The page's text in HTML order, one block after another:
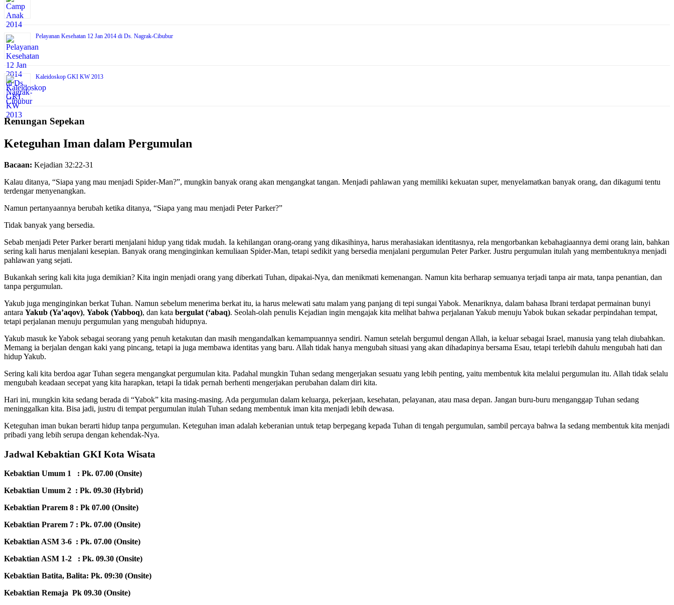
Pelayanan Kesehatan 12 Jan 2014 di Ds. Nagrak-Cibubur
Kaleidoskop GKI KW 2013
Renungan Sepekan
Keteguhan Iman dalam Pergumulan
Bacaan: Kejadian 32:22-31
Kalau ditanya, “Siapa yang mau menjadi Spider-Man?”, mungkin banyak orang akan mengangkat tangan. Menjadi pahlawan yang memiliki kekuatan super, menyelamatkan banyak orang, dan dikagumi tentu
terdengar menyenangkan.
Namun pertanyaannya berubah ketika ditanya, “Siapa yang mau menjadi Peter Parker?”
Tidak banyak yang bersedia.
Sebab menjadi Peter Parker berarti menjalani hidup yang tidak mudah. Ia kehilangan orang-orang yang dikasihinya, harus merahasiakan identitasnya, rela mengorbankan kebahagiaannya demi orang lain, bahkan
sering kali harus menjalani kesepian. Banyak orang menginginkan kemuliaan Spider-Man, tetapi sedikit yang bersedia menjalani pergumulan Peter Parker. Justru pergumulan itulah yang membentuknya menjadi
pahlawan yang sejati.
Bukankah sering kali kita juga demikian? Kita ingin menjadi orang yang diberkati Tuhan, dipakai-Nya, dan menikmati kemenangan. Namun kita berharap semuanya terjadi tanpa air mata, tanpa penantian, dan
tanpa pergumulan.
Yakub juga menginginkan berkat Tuhan. Namun sebelum menerima berkat itu, ia harus melewati satu malam yang panjang di tepi sungai Yabok. Menariknya, dalam bahasa Ibrani terdapat permainan bunyi
antara Yakub (Ya’aqov), Yabok (Yabboq), dan kata bergulat (‘abaq). Seolah-olah penulis Kejadian ingin mengajak kita melihat bahwa perjalanan Yakub menuju Yabok bukan sekadar perpindahan tempat,
tetapi perjalanan menuju pergumulan yang mengubah hidupnya.
Yakub masuk ke Yabok sebagai seorang yang penuh ketakutan dan masih mengandalkan kemampuannya sendiri. Namun setelah bergumul dengan Allah, ia keluar sebagai Israel, manusia yang telah diubahkan.
Memang ia berjalan dengan kaki yang pincang, tetapi ia juga membawa identitas yang baru. Allah tidak hanya mengubah situasi yang akan dihadapinya bersama Esau, tetapi terlebih dahulu mengubah hati dan
hidup Yakub.
Sering kali kita berdoa agar Tuhan segera mengangkat pergumulan kita. Padahal mungkin Tuhan sedang mengerjakan sesuatu yang lebih penting, yaitu membentuk kita melalui pergumulan itu. Allah tidak selalu
mengubah keadaan secepat yang kita harapkan, tetapi Ia tidak pernah berhenti mengerjakan perubahan dalam diri kita.
Hari ini, mungkin kita sedang berada di “Yabok” kita masing-masing. Ada pergumulan dalam keluarga, pekerjaan, kesehatan, pelayanan, atau masa depan. Jangan buru-buru menganggap Tuhan sedang
meninggalkan kita. Bisa jadi, justru di tempat pergumulan itulah Tuhan sedang membentuk iman kita menjadi lebih dewasa.
Keteguhan iman bukan berarti hidup tanpa pergumulan. Keteguhan iman adalah keberanian untuk tetap berpegang kepada Tuhan di tengah pergumulan, sambil percaya bahwa Ia sedang membentuk kita menjadi
pribadi yang lebih serupa dengan kehendak-Nya.
Jadwal Kebaktian GKI Kota Wisata
Kebaktian Umum 1 : Pk. 07.00 (Onsite)
Kebaktian Umum 2 : Pk. 09.30 (Hybrid)
Kebaktian Prarem 8 : Pk 07.00 (Onsite)
Kebaktian Prarem 7 : Pk. 07.00 (Onsite)
Kebaktian ASM 3-6 : Pk. 07.00 (Onsite)
Kebaktian ASM 1-2 : Pk. 09.30 (Onsite)
Kebaktian Batita, Balita: Pk. 09:30 (Onsite)
Kebaktian Remaja Pk 09.30 (Onsite)